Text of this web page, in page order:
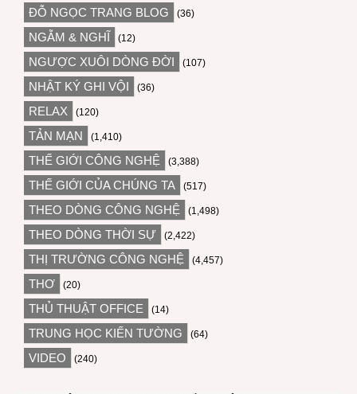
ĐỖ NGỌC TRANG BLOG (36)
NGẪM & NGHĨ (12)
NGƯỢC XUÔI DÒNG ĐỜI (107)
NHẬT KÝ GHI VỘI (36)
RELAX (120)
TẢN MẠN (1,410)
THẾ GIỚI CÔNG NGHỆ (3,388)
THẾ GIỚI CỦA CHÚNG TA (517)
THEO DÒNG CÔNG NGHỆ (1,498)
THEO DÒNG THỜI SỰ (2,422)
THỊ TRƯỜNG CÔNG NGHỆ (4,457)
THƠ (20)
THỦ THUẬT OFFICE (14)
TRUNG HỌC KIẾN TƯỜNG (64)
VIDEO (240)